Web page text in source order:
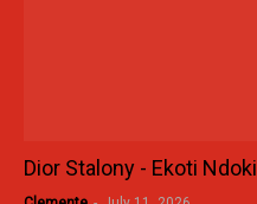
Dior Stalony - Ekoti Ndoki